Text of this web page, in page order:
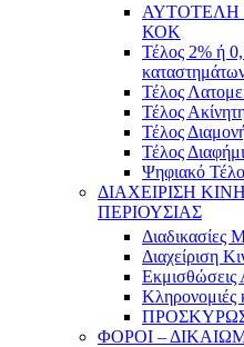
ΑΥΤΟΤΕΛΗ
ΚΟΚ
Τέλος 2% ή
Τέλος
Τέλος
Τέλος
Τέλος
Ψηφιακό
ΔΙΑΧΕΙΡΙΣΗ
ΠΕΡΙΟΥΣΙΑΣ
Διαδικασίες
Διαχείριση
Εκμισθώσεις
Κληρονομιές
ΦΟΡΟΙ –